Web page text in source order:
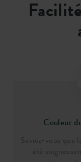
Couleur
Saviez-vous que
été